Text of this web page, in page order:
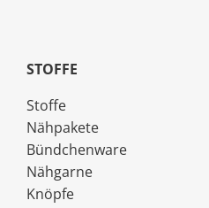
STOFFE
Stoffe
Nähpakete
Bündchenware
Nähgarne
Knöpfe